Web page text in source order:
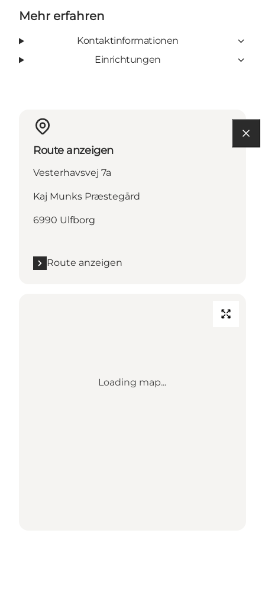
Mehr erfahren
Kontaktinformationen
Einrichtungen
Route anzeigen
Vesterhavsvej 7a
Kaj Munks Præstegård
6990 Ulfborg
Route anzeigen
Loading map...